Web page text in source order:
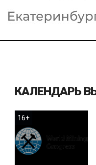
КАЛЕНДАРЬ
16+